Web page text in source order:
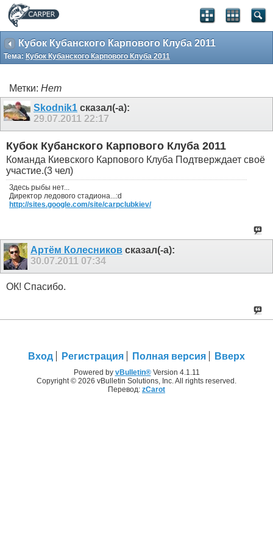
Кубок Кубанского Карпового Клуба 2011
Тема: Кубок Кубанского Карпового Клуба 2011
Метки: Нет
Skodnik1 сказал(-а):
29.07.2011 22:17
Кубок Кубанского Карпового Клуба 2011
Команда Киевского Карпового Клуба Подтверждает своё
участие.(3 чел)
Здесь рыбы нет...
Директор ледового стадиона...:d
http://sites.google.com/site/carpclubkiev/
Артём Колесниковсказал(-а):
30.07.2011 07:34
ОК! Спасибо.
Вход Регистрация Полная версия Вверх
Powered by vBulletin®Version 4.1.11
Copyright © 2026 vBulletin Solutions, Inc. All rights reserved.
Перевод: zCarot